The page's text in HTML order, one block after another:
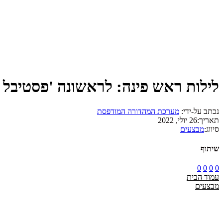
לילות ראש פינה: לראשונה 'פסטיבל
נכתב על-ידי: מערכת המהדורה המודפסת
תאריך:26 יולי, 2022
סיווג:מבצעים
שיתוף
0
0
0
0
עמוד הבית
מבצעים